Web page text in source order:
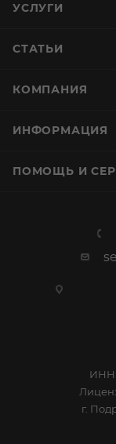
УСЛУГИ
СТАТЬИ
КОМПАНИЯ
ИНФОРМАЦИЯ
ПОМОЩЬ И
ИНН
г.